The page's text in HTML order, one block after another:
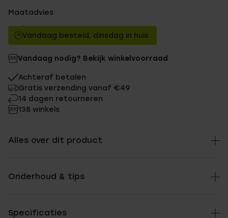
Maatadvies
Vandaag besteld, dinsdag in huis
Vandaag nodig? Bekijk winkelvoorraad
Achteraf betalen
Gratis verzending vanaf €49
14 dagen retourneren
138 winkels
Alles over dit product
Onderhoud & tips
Specificaties